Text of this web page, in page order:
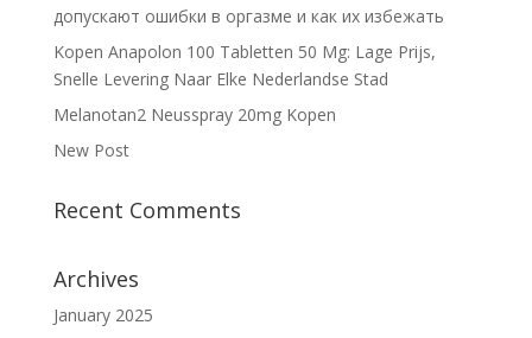
допускают ошибки в оргазме и как их избежать
Kopen Anapolon 100 Tabletten 50 Mg: Lage Prijs,
Snelle Levering Naar Elke Nederlandse Stad
Melanotan2 Neusspray 20mg Kopen
New Post
Recent Comments
Archives
January 2025